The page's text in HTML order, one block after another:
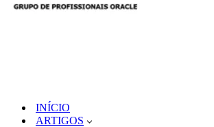
INÍCIO
ARTIGOS